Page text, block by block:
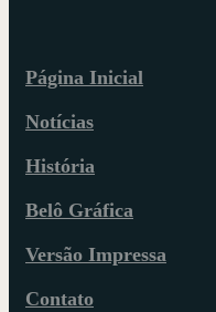
Página Inicial
Notícias
História
Belô Gráfica
Versão Impressa
Contato